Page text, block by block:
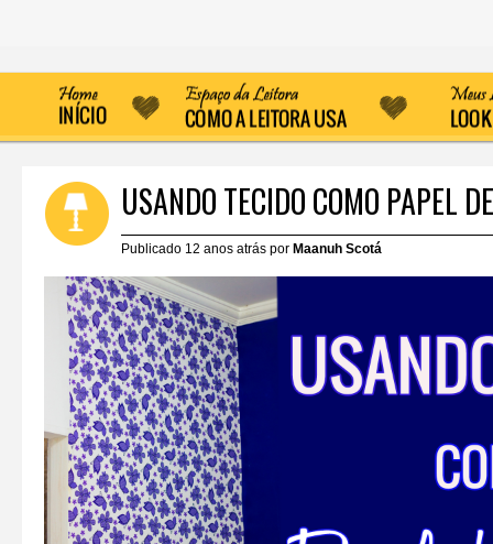
USANDO TECIDO COMO PAPEL
Publicado 12 anos atrás por Maanuh Scotá